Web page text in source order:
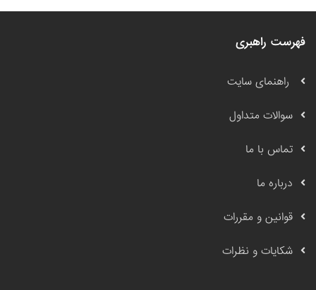
فهرست راهبری
راهنمای سایت
سوالات متداول
تماس با ما
درباره ما
قوانین و مقررات
شکایات و نظرات